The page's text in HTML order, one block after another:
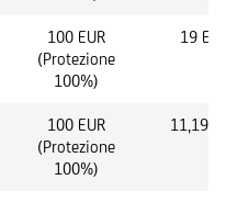
100 EUR
(Protezione
100%)
19
100 EUR
(Protezione
100%)
11,19